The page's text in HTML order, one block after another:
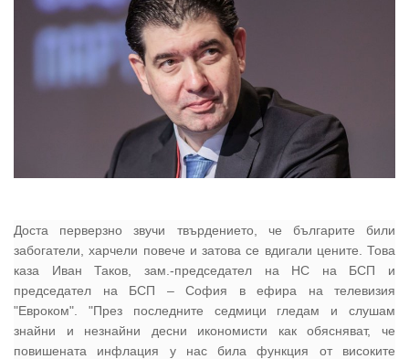
Доста перверзно звучи твърдението, че българите били
забогатели, харчели повече и затова се вдигали цените. Това
каза Иван Таков, зам.-председател на НС на БСП и
председател на БСП – София в ефира на телевизия
"Евроком". "През последните седмици гледам и слушам
знайни и незнайни десни икономисти как обясняват, че
повишената инфлация у нас била функция от високите
УСЛОВИЯ ЗА ПОЛЗВАНЕ
ПОЛИТИКА ЗА БИСКВИТКИТЕ
ПОЛИТИКАТА ЗА
ПОВЕРИТЕЛНОСТ
02 975 20 35